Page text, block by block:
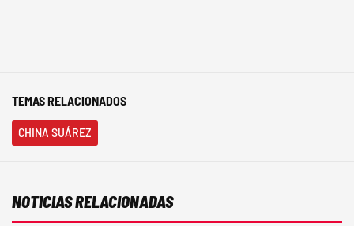
TEMAS RELACIONADOS
CHINA SUÁREZ
NOTICIAS RELACIONADAS